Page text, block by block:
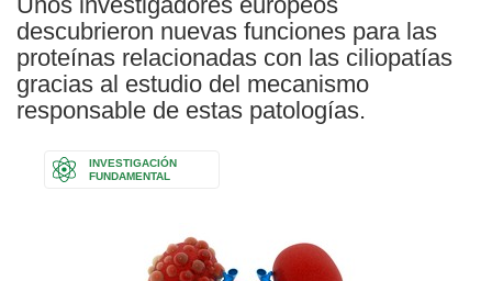
descubrieron nuevas funciones para las
proteínas relacionadas con las ciliopatías
gracias al estudio del mecanismo
responsable de estas patologías.
INVESTIGACIÓN
FUNDAMENTAL